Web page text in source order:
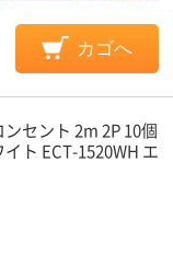
カゴへ
セント 2m 2P 10個
ト ECT-1520WH エ